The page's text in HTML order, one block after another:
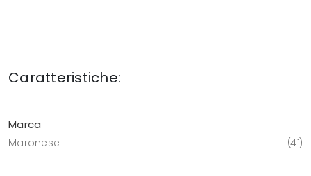
Caratteristiche:
Marca
Maronese 41